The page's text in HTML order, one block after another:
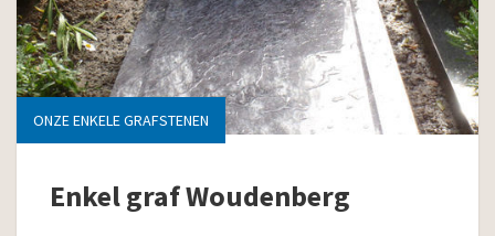
ONZE ENKELE GRAFSTENEN
Enkel graf Woudenberg